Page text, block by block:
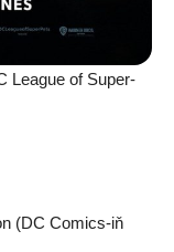
League of Super-
(DC Comics-iň